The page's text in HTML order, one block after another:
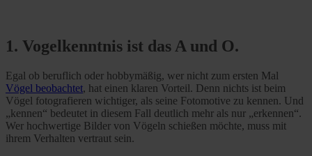
1. Vogelkenntnis ist das A und O.
Egal ob beruflich oder hobbymäßig, wer nicht zum ersten Mal
Vögel beobachtet, hat einen klaren Vorteil. Denn nichts ist beim
Vögel fotografieren wichtiger, als seine Fotomotive zu kennen. Und
„kennen“ bedeutet in diesem Fall deutlich mehr als nur „erkennen“.
Wer hochwertige Bilder von Vögeln schießen möchte, muss mit
ihrem Verhalten vertraut sein.